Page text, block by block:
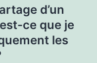
d’un
ce que je
les